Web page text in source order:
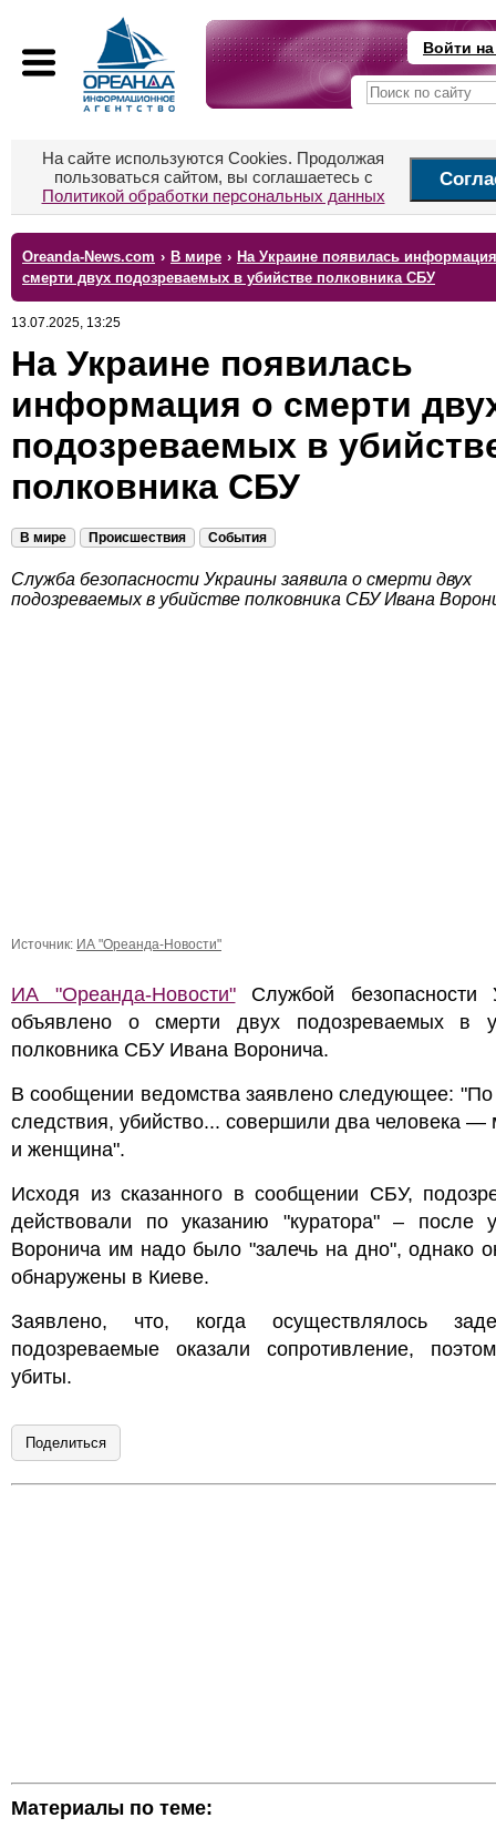
Войти
На сайте используются Cookies. Продолжая
пользоваться сайтом, вы соглашаетесь с
Политикой обработки персональных данных
Oreanda-News.com › В мире › На Украине появилась
смерти двух подозреваемых в убийстве полковника СБУ
13.07.2025, 13:25
На Украине появилась
информация о смерти
подозреваемых в
полковника СБУ
В мире Происшествия События
Служба безопасности Украины заявила о смерти двух
подозреваемых в убийстве полковника СБУ Ивана
Источник: ИА "Ореанда-Новости"
ИА "Ореанда-Новости"Службой безопасности
объявлено о смерти двух подозреваемых в
полковника СБУ Ивана Воронича.
В сообщении ведомства заявлено следующее:
следствия, убийство... совершили два человека —
и женщина".
Исходя из сказанного в сообщении СБУ,
действовали по указанию "куратора" – после
Воронича им надо было "залечь на дно", однако
обнаружены в Киеве.
Заявлено, что, когда осуществлялось
подозреваемые оказали сопротивление,
убиты.
Поделиться
Материалы по теме: